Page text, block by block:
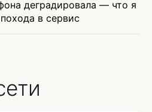
деградировала — что я
в сервис